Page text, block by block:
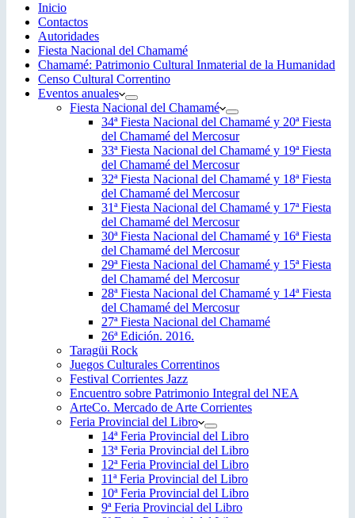
Inicio
Contactos
Autoridades
Fiesta Nacional del Chamamé
Chamamé: Patrimonio Cultural Inmaterial de la Humanidad
Censo Cultural Correntino
Eventos anuales
Fiesta Nacional del Chamamé
34ª Fiesta Nacional del Chamamé y 20ª Fiesta
del Chamamé del Mercosur
33ª Fiesta Nacional del Chamamé y 19ª Fiesta
del Chamamé del Mercosur
32ª Fiesta Nacional del Chamamé y 18ª Fiesta
del Chamamé del Mercosur
31ª Fiesta Nacional del Chamamé y 17ª Fiesta
del Chamamé del Mercosur
30ª Fiesta Nacional del Chamamé y 16ª Fiesta
del Chamamé del Mercosur
29ª Fiesta Nacional del Chamamé y 15ª Fiesta
del Chamamé del Mercosur
28ª Fiesta Nacional del Chamamé y 14ª Fiesta
del Chamamé del Mercosur
27ª Fiesta Nacional del Chamamé
26ª Edición. 2016.
Taragüi Rock
Juegos Culturales Correntinos
Festival Corrientes Jazz
Encuentro sobre Patrimonio Integral del NEA
ArteCo. Mercado de Arte Corrientes
Feria Provincial del Libro
14ª Feria Provincial del Libro
13ª Feria Provincial del Libro
12ª Feria Provincial del Libro
11ª Feria Provincial del Libro
10ª Feria Provincial del Libro
9ª Feria Provincial del Libro